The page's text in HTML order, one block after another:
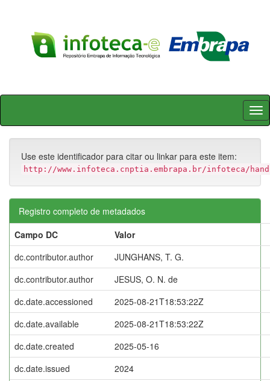
Skip
Use este identificador para citar ou linkar para este item:
http://www.infoteca.cnptia.embrapa.br/infoteca/
Registro completo de metadados
Campo DC
Valor
dc.contributor.author
JUNGHANS, T. G.
dc.contributor.author
JESUS, O. N. de
dc.date.accessioned
2025-08-21T18:53:22Z
dc.date.available
2025-08-21T18:53:22Z
dc.date.created
2025-05-16
dc.date.issued
2024